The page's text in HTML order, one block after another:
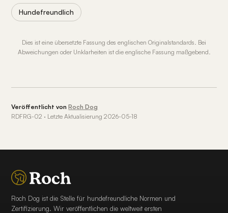
Hundefreundlich
Dies ist eine übersetzte Fassung des englischen Originalstandards. Bei
Abweichungen oder Unklarheiten ist die englische Fassung maßgebend.
Veröffentlicht vonRoch Dog
RDFRG-02 · Letzte Aktualisierung 2026-05-18
Roch Dog ist die Stelle für hundefreundliche Normen und
Zertifizierung. Wir veröffentlichen die weltweit ersten